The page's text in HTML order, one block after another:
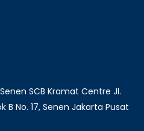
SCB Kramat Centre Jl.
B No. 17, Senen Jakarta Pusat